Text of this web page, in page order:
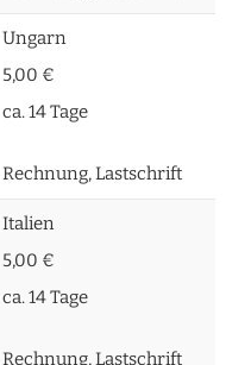
Ungarn
5,00 €
ca. 14 Tage
Rechnung, Lastschrift
Italien
5,00 €
ca. 14 Tage
Rechnung, Lastschrift